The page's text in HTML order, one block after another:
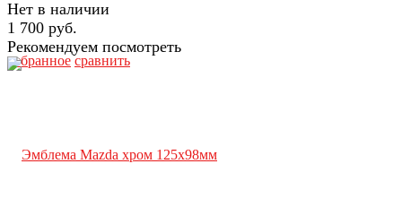
избранное сравнить
Нет в наличии
1 700 руб.
Рекомендуем посмотреть